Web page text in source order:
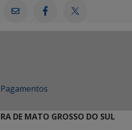
DE MATO GROSSO DO SUL